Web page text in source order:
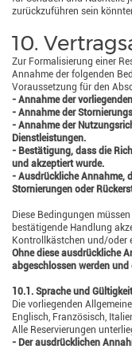
zurückzuführen sein
10.
Zur Formalisierung einer
Annahme der folgenden
Voraussetzung für den
- Annahme der
- Annahme der
- Annahme der
Dienstleistungen.
- Bestätigung, dass die
und akzeptiert wurde.
- Ausdrückliche Annahme,
Stornierungen oder
Diese Bedingungen
bestätigende Handlung
Kontrollkästchen und/oder
Ohne diese ausdrückliche
abgeschlossen werden
10.1. Sprache und Gültigkeit
Die vorliegenden
Englisch, Französisch,
Alle Reservierungen
- Der ausdrücklichen